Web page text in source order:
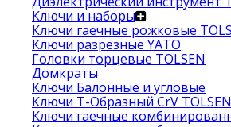
Ключи и наборы
Ключи гаечные рожковые
Ключи разрезные YATO
Головки торцевые TOLSEN
Домкраты
Ключи Балонные и угловые
Ключи Т-Образный CrV TOLSEN
Ключи гаечные